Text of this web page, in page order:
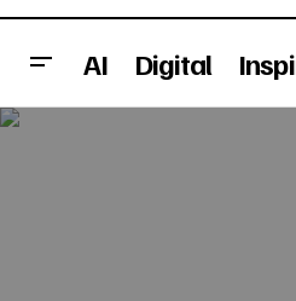
AI Digital